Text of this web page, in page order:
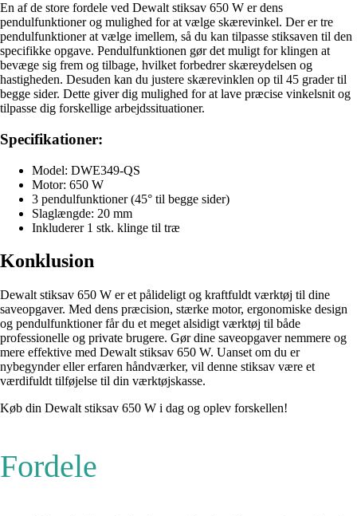
En af de store fordele ved Dewalt stiksav 650 W er dens
pendulfunktioner og mulighed for at vælge skærevinkel. Der er tre
pendulfunktioner at vælge imellem, så du kan tilpasse stiksaven til den
specifikke opgave. Pendulfunktionen gør det muligt for klingen at
bevæge sig frem og tilbage, hvilket forbedrer skæreydelsen og
hastigheden. Desuden kan du justere skærevinklen op til 45 grader til
begge sider. Dette giver dig mulighed for at lave præcise vinkelsnit og
tilpasse dig forskellige arbejdssituationer.
Specifikationer:
Model: DWE349-QS
Motor: 650 W
3 pendulfunktioner (45° til begge sider)
Slaglængde: 20 mm
Inkluderer 1 stk. klinge til træ
Konklusion
Dewalt stiksav 650 W er et pålideligt og kraftfuldt værktøj til dine
saveopgaver. Med dens præcision, stærke motor, ergonomiske design
og pendulfunktioner får du et meget alsidigt værktøj til både
professionelle og private brugere. Gør dine saveopgaver nemmere og
mere effektive med Dewalt stiksav 650 W. Uanset om du er
nybegynder eller erfaren håndværker, vil denne stiksav være et
værdifuldt tilføjelse til din værktøjskasse.
Køb din Dewalt stiksav 650 W i dag og oplev forskellen!
Fordele